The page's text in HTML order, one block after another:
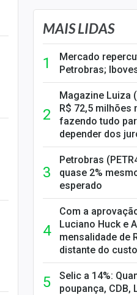
MAIS LIDAS
Mercado
Petrobras;
Magazine Luiza
R$ 72,5 milhões
fazendo tudo
depender dos
Petrobras
quase 2%
esperado
Com a
Luciano Huck e
mensalidade de
distante do
Selic a 14%:
poupança, CDB,